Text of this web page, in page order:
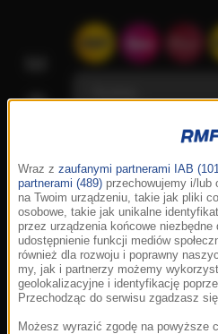
Wraz z zaufanymi partnerami IAB
partnerami (489) przechowujemy i/lub
na Twoim urządzeniu, takie jak pliki
osobowe, takie jak unikalne
przez urządzenia końcowe
udostępnienie funkcji mediów
również dla rozwoju i poprawny
my, jak i partnerzy możemy
geolokalizacyjne i identyfikację
Przechodząc do serwisu zgadzasz
Możesz wyrazić zgodę na powyższe